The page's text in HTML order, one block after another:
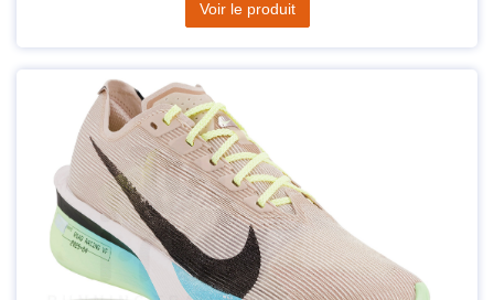
Voir le produit